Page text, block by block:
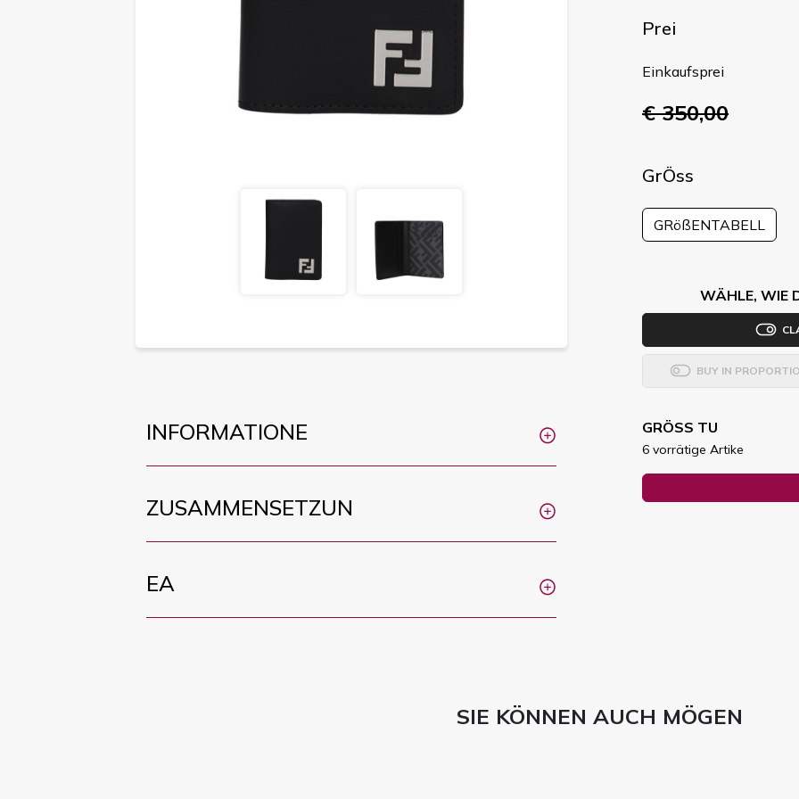
INFORMATIONE
ZUSAMMENSETZUN
EA
Prei
Einkaufsprei
€ 350,00
GrÖss
GRößENTABELL
WÄHLE, WIE
BUY IN
GRÖSS TU
6 vorrätige Artike
SIE KÖNNEN AUCH MÖGEN